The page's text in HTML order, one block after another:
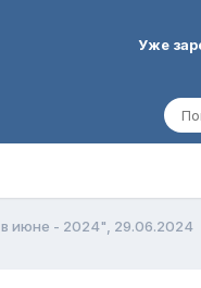
Уже
в июне - 2024", 29.06.2024